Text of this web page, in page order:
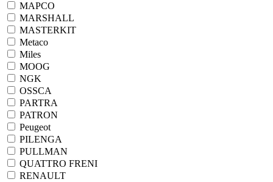
MAPCO
MARSHALL
MASTERKIT
Metaco
Miles
MOOG
NGK
OSSCA
PARTRA
PATRON
Peugeot
PILENGA
PULLMAN
QUATTRO FRENI
RENAULT